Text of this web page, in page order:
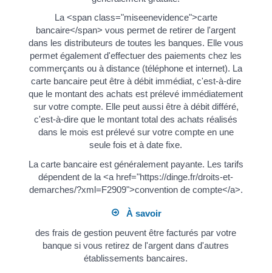
La <span class="miseenevidence">carte
bancaire</span> vous permet de retirer de l'argent
dans les distributeurs de toutes les banques. Elle vous
permet également d'effectuer des paiements chez les
commerçants ou à distance (téléphone et internet). La
carte bancaire peut être à débit immédiat, c'est-à-dire
que le montant des achats est prélevé immédiatement
sur votre compte. Elle peut aussi être à débit différé,
c'est-à-dire que le montant total des achats réalisés
dans le mois est prélevé sur votre compte en une
seule fois et à date fixe.
La carte bancaire est généralement payante. Les tarifs
dépendent de la <a href="https://dinge.fr/droits-et-
demarches/?xml=F2909">convention de compte</a>.
À savoir
des frais de gestion peuvent être facturés par votre
banque si vous retirez de l'argent dans d'autres
établissements bancaires.